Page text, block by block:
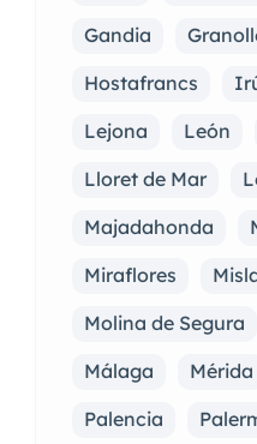
Gandia
Hostafrancs
Lejona
León
Lloret de Mar
Majadahonda
Miraflores
Molina de Segura
Málaga
Mérida
Palencia